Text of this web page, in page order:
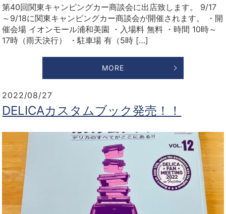
第40回関東キャンピングカー商談会に出店致します。 9/17
～9/18に関東キャンピングカー商談会が開催されます。 ・開
催会場 イオンモール浦和美園 ・入場料 無料 ・時間 10時～
17時（雨天決行） ・駐車場 有（5時 […]
MORE
2022/08/27
DELICAカスタムブック発売！！